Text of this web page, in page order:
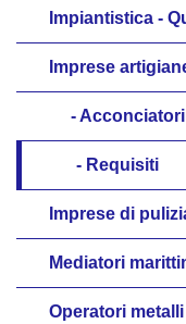
Impiantistica -
Imprese
Requisiti
Imprese di
Mediatori
Operatori